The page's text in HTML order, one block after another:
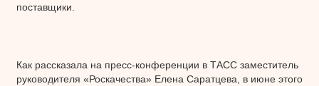
поставщики.
Как рассказала на пресс-конференции в ТАСС заместитель
руководителя «Роскачества» Елена Саратцева, в июне этого